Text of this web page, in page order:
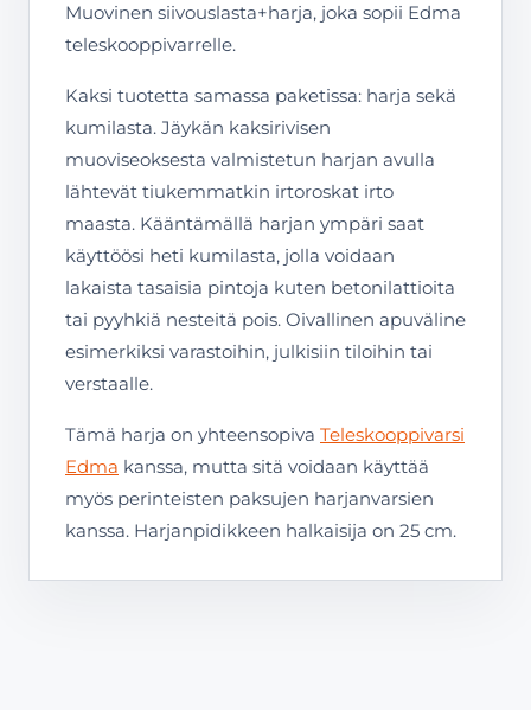
Muovinen siivouslasta+harja, joka sopii Edma
teleskooppivarrelle.
Kaksi tuotetta samassa paketissa: harja sekä
kumilasta. Jäykän kaksirivisen
muoviseoksesta valmistetun harjan avulla
lähtevät tiukemmatkin irtoroskat irto
maasta. Kääntämällä harjan ympäri saat
käyttöösi heti kumilasta, jolla voidaan
lakaista tasaisia pintoja kuten betonilattioita
tai pyyhkiä nesteitä pois. Oivallinen apuväline
esimerkiksi varastoihin, julkisiin tiloihin tai
verstaalle.
Tämä harja on yhteensopiva Teleskooppivarsi
Edma kanssa, mutta sitä voidaan käyttää
myös perinteisten paksujen harjanvarsien
kanssa. Harjanpidikkeen halkaisija on 25 cm.